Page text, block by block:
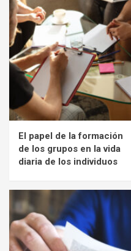
El papel de la formación
de los grupos en la vida
diaria de los individuos